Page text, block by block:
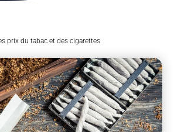
prix du tabac et des cigarettes